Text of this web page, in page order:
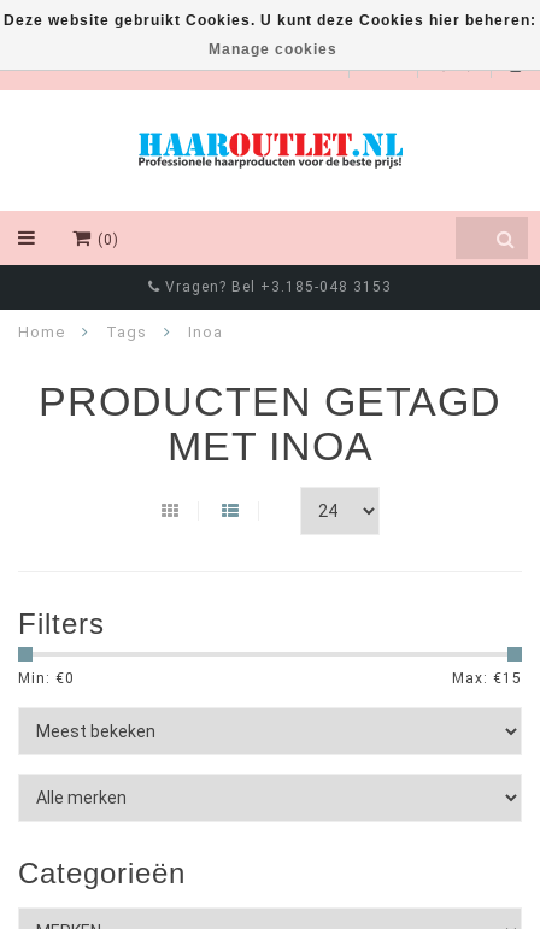
EUR
(0)
Vragen? Bel +3.185-048 3153
Home Tags Inoa
PRODUCTEN GETAGD
MET INOA
Filters
Min: €0 Max: €15
Categorieën
Deze website gebruikt Cookies. U kunt deze Cookies hier beheren:
Manage cookies